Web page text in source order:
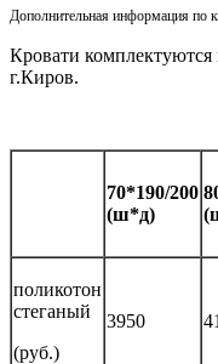
Дополнительная информация по
Кровати
г.Киров.
70*190/200
(ш*д)
поликотон
стеганый
(руб.)
3950